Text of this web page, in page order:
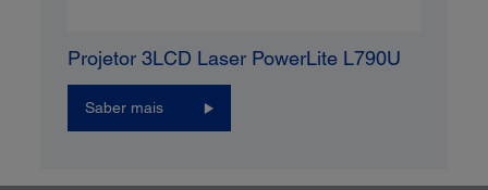
Projetor 3LCD Laser PowerLite L790U
Saber mais